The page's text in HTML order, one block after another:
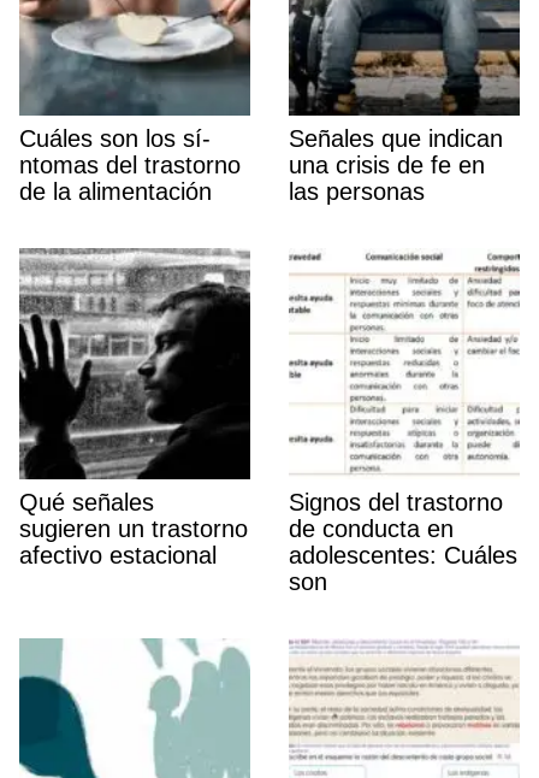
Cuáles son los sí­
ntomas del trastorno
de la alimentación
Señales que indican
una crisis de fe en
las personas
Qué señales
sugieren un trastorno
afectivo estacional
Signos del trastorno
de conducta en
adolescentes: Cuáles
son